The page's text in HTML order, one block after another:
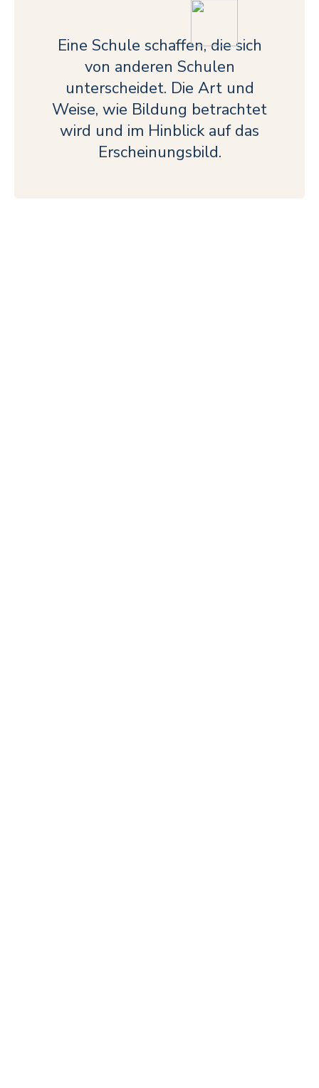
Eine Schule schaffen, die sich
von anderen Schulen
unterscheidet. Die Art und
Weise, wie Bildung betrachtet
wird und im Hinblick auf das
Erscheinungsbild.